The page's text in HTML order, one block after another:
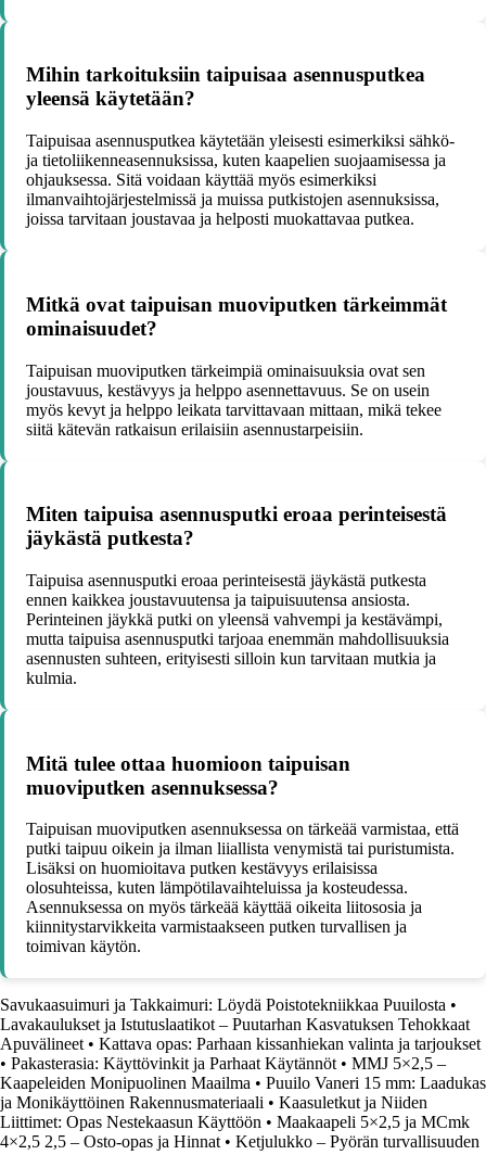
Mihin tarkoituksiin taipuisaa asennusputkea
yleensä käytetään?
Taipuisaa asennusputkea käytetään yleisesti esimerkiksi sähkö-
ja tietoliikenneasennuksissa, kuten kaapelien suojaamisessa ja
ohjauksessa. Sitä voidaan käyttää myös esimerkiksi
ilmanvaihtojärjestelmissä ja muissa putkistojen asennuksissa,
joissa tarvitaan joustavaa ja helposti muokattavaa putkea.
Mitkä ovat taipuisan muoviputken tärkeimmät
ominaisuudet?
Taipuisan muoviputken tärkeimpiä ominaisuuksia ovat sen
joustavuus, kestävyys ja helppo asennettavuus. Se on usein
myös kevyt ja helppo leikata tarvittavaan mittaan, mikä tekee
siitä kätevän ratkaisun erilaisiin asennustarpeisiin.
Miten taipuisa asennusputki eroaa perinteisestä
jäykästä putkesta?
Taipuisa asennusputki eroaa perinteisestä jäykästä putkesta
ennen kaikkea joustavuutensa ja taipuisuutensa ansiosta.
Perinteinen jäykkä putki on yleensä vahvempi ja kestävämpi,
mutta taipuisa asennusputki tarjoaa enemmän mahdollisuuksia
asennusten suhteen, erityisesti silloin kun tarvitaan mutkia ja
kulmia.
Mitä tulee ottaa huomioon taipuisan
muoviputken asennuksessa?
Taipuisan muoviputken asennuksessa on tärkeää varmistaa, että
putki taipuu oikein ja ilman liiallista venymistä tai puristumista.
Lisäksi on huomioitava putken kestävyys erilaisissa
olosuhteissa, kuten lämpötilavaihteluissa ja kosteudessa.
Asennuksessa on myös tärkeää käyttää oikeita liitososia ja
kiinnitystarvikkeita varmistaakseen putken turvallisen ja
toimivan käytön.
Savukaasuimuri ja Takkaimuri: Löydä Poistotekniikkaa Puuilosta •
Lavakaulukset ja Istutuslaatikot – Puutarhan Kasvatuksen Tehokkaat
Apuvälineet• Kattava opas: Parhaan kissanhiekan valinta ja tarjoukset
• Pakasterasia: Käyttövinkit ja Parhaat Käytännöt• MMJ 5×2,5 –
Kaapeleiden Monipuolinen Maailma • Puuilo Vaneri 15 mm: Laadukas
ja Monikäyttöinen Rakennusmateriaali • Kaasuletkut ja Niiden
Liittimet: Opas Nestekaasun Käyttöön • Maakaapeli 5×2,5 ja MCmk
4×2,5 2,5 – Osto-opas ja Hinnat• Ketjulukko – Pyörän turvallisuuden